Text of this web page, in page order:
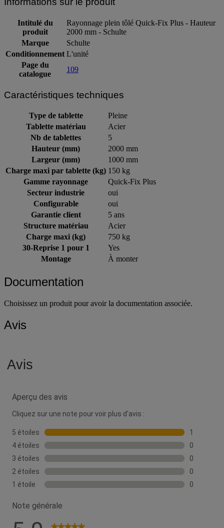
Intitulé du
produit
Rayonnage plein tôlé Quick-Fix Plus - Hauteur
2000 mm - Schulte
Marque
Schulte
Conditionnement L'unité
Page du
catalogue
109
Caractéristiques techniques
Type de tablette
Pleine
Tablette matériau
Acier
Nb de tablettes
5
Hauteur (mm)
2000 mm
Largeur (mm)
1000 mm
Charge maxi par tablette (kg) 150 kg
Gamme rayonnage
Quick-Fix Plus
Secteur industrie
oui
Configurable
oui
Garantie client
5 ans
Structure matériau
Acier
Charge maxi (kg)
750 kg
30-Reprise 1 pour 1
Yes
Montage
À monter
Documentation
Choisissez un produit pour avoir la documentation associée.
Avis